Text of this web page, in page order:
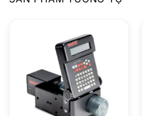
Videojet Marsh
Unicorn II Inkjet Case
Coding Printer